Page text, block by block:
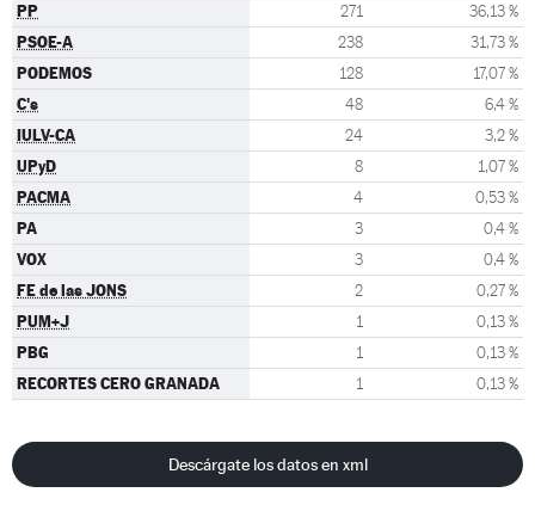
PP 271 36,13 %
PSOE-A 238 31,73 %
PODEMOS 128 17,07 %
C's 48 6,4 %
IULV-CA 24 3,2 %
UPyD 8 1,07 %
PACMA 4 0,53 %
PA 3 0,4 %
VOX 3 0,4 %
FE de las JONS 2 0,27 %
PUM+J 1 0,13 %
PBG 1 0,13 %
RECORTES CERO GRANADA 1 0,13 %
Descárgate los datos en xml